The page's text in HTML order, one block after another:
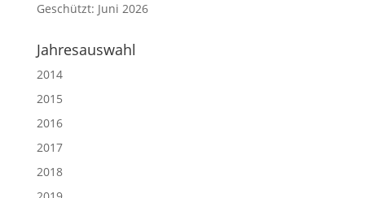
Geschützt: Juni 2026
Jahresauswahl
2014
2015
2016
2017
2018